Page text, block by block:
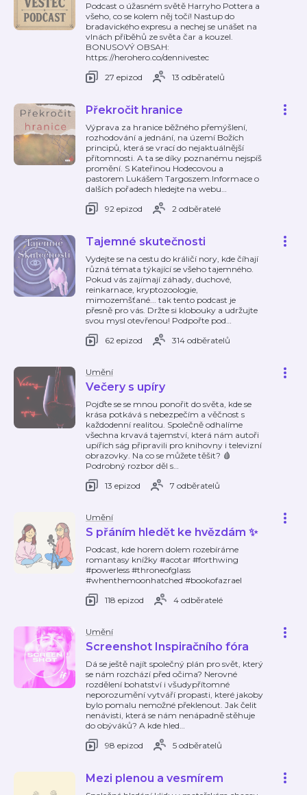
Podcast o úžasném světě Harryho Pottera a
všeho, co se kolem něj točí! Nastup do
bradavického expresu a nechej se unášet na
vlnách příběhů ze světa čar a kouzel.
BONUSOVÝ OBSAH:
https://herohero.co/dennivestec
27 epizod
13 odběratelů
Překročit hranice
Výprava za hranice běžného přemýšlení,
rozhodování a jednání, na území Božích
principů, která se vrací do nejaktuálnější
přítomnosti. A ta se díky poznanému nejspíš
promění. S Kateřinou Hodecovou a
pastorem Lukášem Targoszem.Informace o
dalších pořadech hledejte na webu…
92 epizod
2 odběratelé
Tajemné skutečnosti
Vydejte se na cestu do králičí nory, kde číhají
různá témata týkající se všeho tajemného.
Pokud vás zajímají záhady, duchové,
reinkarnace, kryptozoologie,
mimozemšťané... tak tento podcast je
přesně pro vás. Držte si klobouky a udržujte
svou mysl otevřenou! Podpořte pod…
62 epizod
314 odběratelů
Umění
Večery s upíry
Pojďte se se mnou ponořit do světa, kde se
krása potkává s nebezpečím a věčnost s
každodenní realitou. Společně odhalíme
všechna krvavá tajemství, která nám autoři
upířích ság připravili pro knihovny i televizní
obrazovky. Na co se můžete těšit? 🩸
Podrobný rozbor děl s…
13 epizod
7 odběratelů
Umění
S přáním hledět ke hvězdám ✨
Podcast, kde horem dolem rozebíráme
romantasy knížky #acotar #forthwing
#powerless #throneofglass
#whenthemoonhatched #bookofazrael
118 epizod
4 odběratelé
Umění
Screenshot Inspiračního fóra
Dá se ještě najít společný plán pro svět, který
se nám rozchází před očima? Nerovné
rozdělení bohatství i všudypřítomné
neporozumění vytváří propasti, které jakoby
bylo pomalu nemožné překlenout. Jak čelit
nenávisti, která se nám nenápadně stěhuje
do obýváků? A kde hled…
98 epizod
5 odběratelů
Mezi plenou a vesmírem